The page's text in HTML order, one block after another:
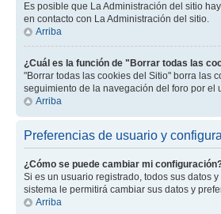
Es posible que La Administración del sitio
en contacto con La Administración del sitio.
Arriba
¿Cuál es la función de "Borrar todas las
"Borrar todas las cookies del Sitio" borra las
seguimiento de la navegación del foro por
Arriba
Preferencias de usuario y
¿Cómo se puede cambiar mi
Si es un usuario registrado, todos sus datos
sistema le permitirá cambiar sus datos y
Arriba